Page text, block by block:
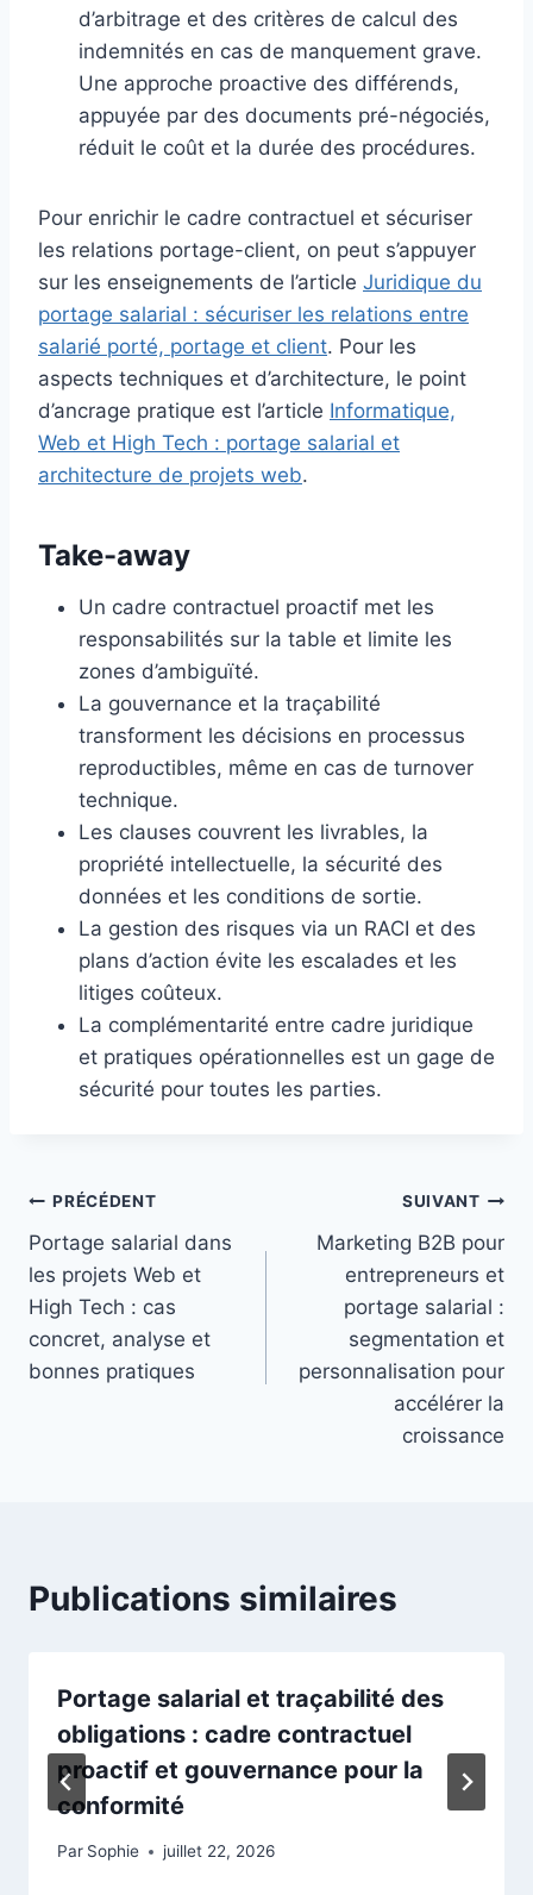
d’arbitrage et des critères de calcul des
indemnités en cas de manquement grave.
Une approche proactive des différends,
appuyée par des documents pré-négociés,
réduit le coût et la durée des procédures.
Pour enrichir le cadre contractuel et sécuriser
les relations portage-client, on peut s’appuyer
sur les enseignements de l’article Juridique du
portage salarial : sécuriser les relations entre
salarié porté, portage et client. Pour les
aspects techniques et d’architecture, le point
d’ancrage pratique est l’article Informatique,
Web et High Tech : portage salarial et
architecture de projets web.
Take-away
Un cadre contractuel proactif met les
responsabilités sur la table et limite les
zones d’ambiguïté.
La gouvernance et la traçabilité
transforment les décisions en processus
reproductibles, même en cas de turnover
technique.
Les clauses couvrent les livrables, la
propriété intellectuelle, la sécurité des
données et les conditions de sortie.
La gestion des risques via un RACI et des
plans d’action évite les escalades et les
litiges coûteux.
La complémentarité entre cadre juridique
et pratiques opérationnelles est un gage de
sécurité pour toutes les parties.
Navigation
de
l’article
PRÉCÉDENT
Portage salarial dans
les projets Web et
High Tech : cas
concret, analyse et
bonnes pratiques
SUIVANT
Marketing B2B pour
entrepreneurs et
portage salarial :
segmentation et
personnalisation pour
accélérer la
croissance
Publications similaires
Portage salarial et traçabilité des
obligations : cadre contractuel
proactif et gouvernance pour la
conformité
Par Sophie juillet 22, 2026